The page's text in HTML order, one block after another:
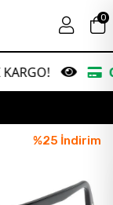
Garanti
0
%25 İndirim